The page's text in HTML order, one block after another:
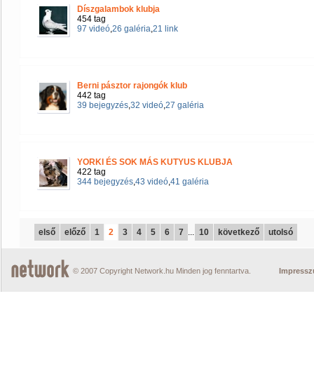
Díszgalambok klubja
454 tag
97 videó,26 galéria,21 link
Berni pásztor rajongók klub
442 tag
39 bejegyzés,32 videó,27 galéria
YORKI ÉS SOK MÁS KUTYUS KLUBJA
422 tag
344 bejegyzés,43 videó,41 galéria
első előző 1 2 3 4 5 6 7 ... 10 következő utolsó
© 2007 Copyright Network.hu Minden jog fenntartva.